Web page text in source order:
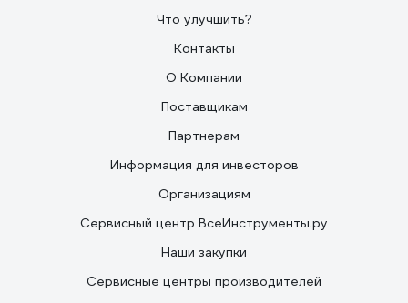
Что улучшить?
Контакты
О Компании
Поставщикам
Партнерам
Информация для инвесторов
Организациям
Сервисный центр ВсеИнструменты.ру
Наши закупки
Сервисные центры производителей